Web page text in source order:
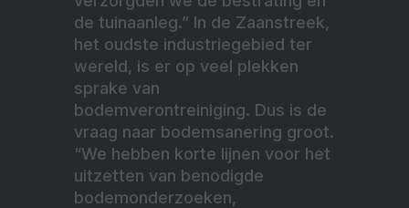
de tuinaanleg.” In de Zaanstreek,
het oudste industriegebied ter
wereld, is er op veel plekken
sprake van
bodemverontreiniging. Dus is de
vraag naar bodemsanering groot.
“We hebben korte lijnen voor het
uitzetten van benodigde
bodemonderzoeken,